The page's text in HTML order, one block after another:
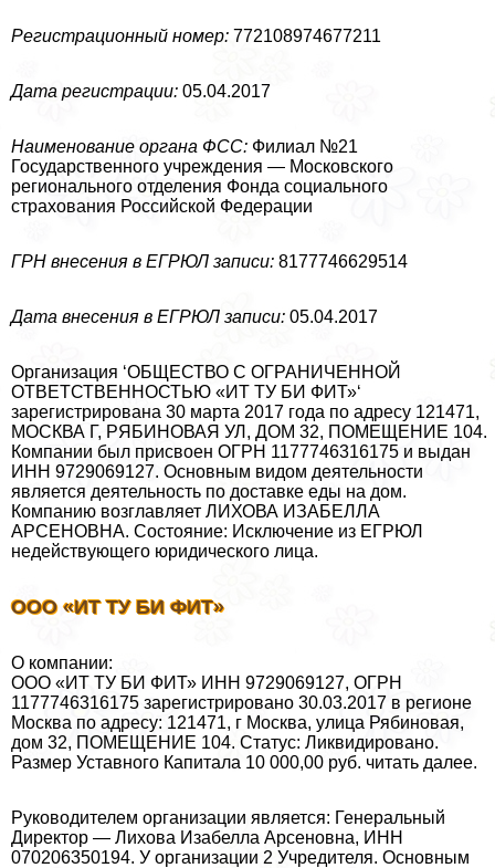
Регистрационный номер: 772108974677211
Дата регистрации: 05.04.2017
Наименование органа ФСС: Филиал №21
Государственного учреждения — Московского
регионального отделения Фонда социального
страхования Российской Федерации
ГРН внесения в ЕГРЮЛ записи: 8177746629514
Дата внесения в ЕГРЮЛ записи: 05.04.2017
Организация ‘ОБЩЕСТВО С ОГРАНИЧЕННОЙ
ОТВЕТСТВЕННОСТЬЮ «ИТ ТУ БИ ФИТ»‘
зарегистрирована 30 марта 2017 года по адресу 121471,
МОСКВА Г, РЯБИНОВАЯ УЛ, ДОМ 32, ПОМЕЩЕНИЕ 104.
Компании был присвоен ОГРН 1177746316175 и выдан
ИНН 9729069127. Основным видом деятельности
является деятельность по доставке еды на дом.
Компанию возглавляет ЛИХОВА ИЗАБЕЛЛА
АРСЕНОВНА. Состояние: Исключение из ЕГРЮЛ
недействующего юридического лица.
ООО «ИТ ТУ БИ ФИТ»
О компании:
ООО «ИТ ТУ БИ ФИТ» ИНН 9729069127, ОГРН
1177746316175 зарегистрировано 30.03.2017 в регионе
Москва по адресу: 121471, г Москва, улица Рябиновая,
дом 32, ПОМЕЩЕНИЕ 104. Статус: Ликвидировано.
Размер Уставного Капитала 10 000,00 руб. читать далее.
Руководителем организации является: Генеральный
Директор — Лихова Изабелла Арсеновна, ИНН
070206350194. У организации 2 Учредителя. Основным